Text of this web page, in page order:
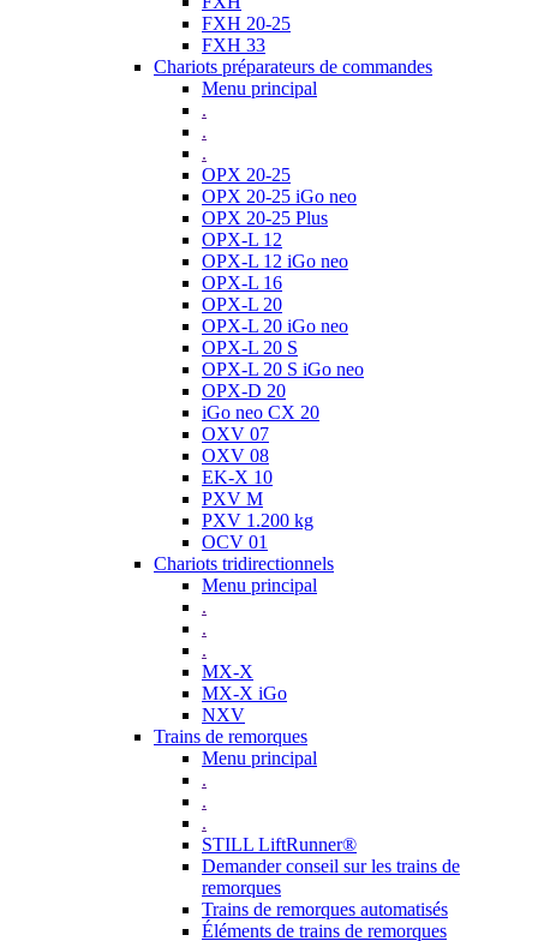
FXH 20-25
FXH 33
Chariots préparateurs de commandes
Menu principal
.
.
.
OPX 20-25
OPX 20-25 iGo neo
OPX 20-25 Plus
OPX-L 12
OPX-L 12 iGo neo
OPX-L 16
OPX-L 20
OPX-L 20 iGo neo
OPX-L 20 S
OPX-L 20 S iGo neo
OPX-D 20
iGo neo CX 20
OXV 07
OXV 08
EK-X 10
PXV M
PXV 1.200 kg
OCV 01
Chariots tridirectionnels
Menu principal
.
.
.
MX-X
MX-X iGo
NXV
Trains de remorques
Menu principal
.
.
.
STILL LiftRunner®
Demander conseil sur les trains de
remorques
Trains de remorques automatisés
Éléments de trains de remorques